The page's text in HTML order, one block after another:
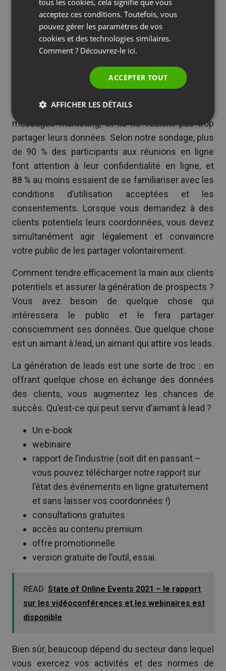
stimuler les ventes.
Aimant à lead : votre façon
de générer des leads
Il est temps de passer à la pratique. Acquérir des
essor, les internautes sont bombardés de
messages marketing, et ils ne veulent pas trop
partager leurs données. Selon notre sondage, plus
de 90 % des participants aux réunions en ligne
font attention à leur confidentialité en ligne, et
88 % au moins essaient de se familiariser avec les
conditions d’utilisation acceptées et les
consentements. Lorsque vous demandez à des
clients potentiels leurs coordonnées, vous devez
simultanément agir légalement et convaincre
votre public de les partager volontairement.
Comment tendre efficacement la main aux clients
potentiels et assurer la génération de prospects ?
Vous avez besoin de quelque chose qui
intéressera le public et le fera partager
consciemment ses données. Que quelque chose
est un aimant à lead, un aimant qui attire vos leads.
La génération de leads est une sorte de troc : en
offrant quelque chose en échange des données
des clients, vous augmentez les chances de
succès. Qu’est-ce qui peut servir d’aimant à lead ?
Un e-book
webinaire
rapport de l’industrie (soit dit en passant –
vous pouvez télécharger notre rapport sur
l’état des événements en ligne gratuitement
et sans laisser vos coordonnées !)
consultations gratuites
accès au contenu premium
offre promotionnelle
version gratuite de l’outil, essai.
READ State of Online Events 2021 – le rapport
sur les vidéoconférences et les webinaires est
disponible
Bien sûr, beaucoup dépend du secteur dans lequel
vous exercez vos activités et des normes de
PORTUGUESE
tous les cookies, cela signifie que vous
acceptez ces conditions. Toutefois, vous
pouvez gérer les paramètres de vos
cookies et des technologies similaires.
Comment ? Découvrez-le ici.
ACCEPTER TOUT
AFFICHER LES DÉTAILS